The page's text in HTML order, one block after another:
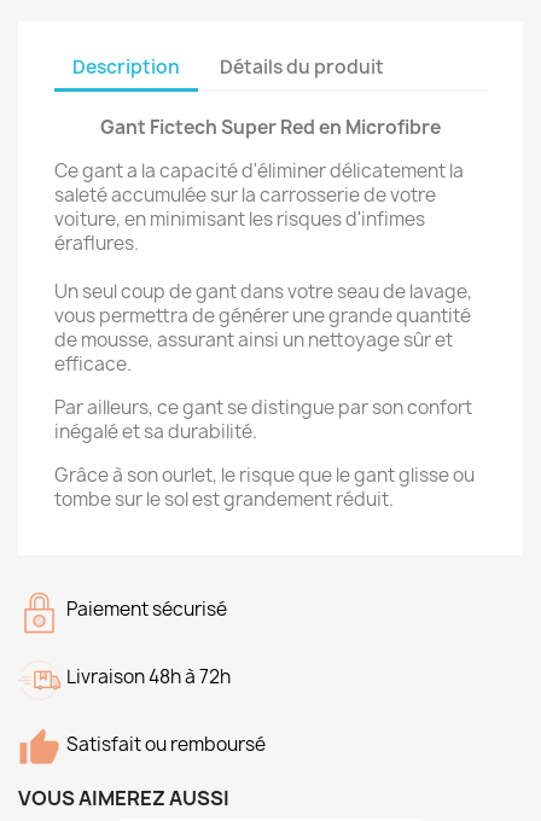
Description Détails du produit
Gant Fictech Super Red en Microfibre
Ce gant a la capacité d'éliminer délicatement la
saleté accumulée sur la carrosserie de votre
voiture, en minimisant les risques d'infimes
éraflures.
Un seul coup de gant dans votre seau de lavage,
vous permettra de générer une grande quantité
de mousse, assurant ainsi un nettoyage sûr et
efficace.
Par ailleurs, ce gant se distingue par son confort
inégalé et sa durabilité.
Grâce à son ourlet, le risque que le gant glisse ou
tombe sur le sol est grandement réduit.
Paiement sécurisé
Livraison 48h à 72h
Satisfait ou remboursé
VOUS AIMEREZ AUSSI